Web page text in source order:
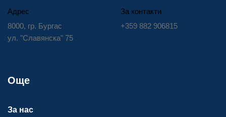
Адрес
8000, гр. Бургас
ул. "Славянска" 75
За контакти
+359 882 906815
Още
За нас